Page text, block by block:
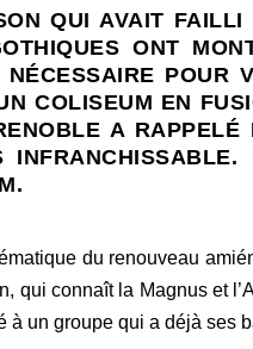
QUI AVAIT FAILLI
ONT
POUR
COLISEUM EN
A RAPPELÉ
du renouveau
qui connaît la Magnus et
à un groupe qui a déjà ses